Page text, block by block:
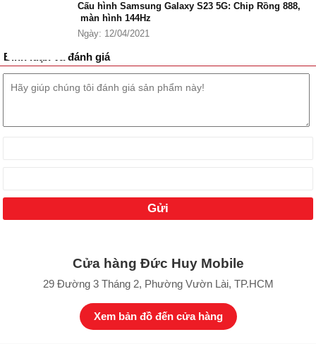
Cấu hình Samsung Galaxy S23 5G: Chip Rồng 888,
màn hình 144Hz
Ngày: 12/04/2021
Bình luận và đánh giá
Cửa hàng Đức Huy Mobile
29 Đường 3 Tháng 2, Phường Vườn Lài, TP.HCM
Xem bản đồ đến cửa hàng